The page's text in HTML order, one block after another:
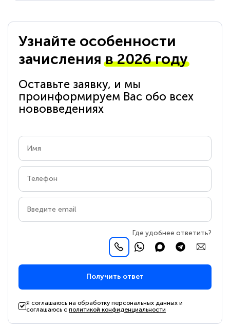
Узнайте особенности
зачисленияв 2026 году
Оставьте заявку, и мы
проинформируем Вас обо всех
нововведениях
Где удобнее ответить?
Получить ответ
Я соглашаюсь на обработку персональных данных и
соглашаюсь сполитикой конфиденциальности